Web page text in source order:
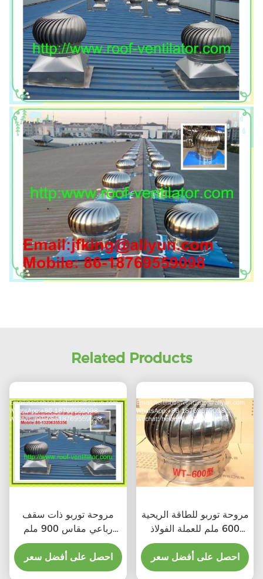
Related Products
مروحة توربو ذات سقف
رباعي مقاس 900 ملم
للصلب المقاوم للصدأ
احصل على أفضل سعر
مروحة توربو للطاقة الريحية
600 ملم للعملة الفولاذ
المقاوم للصدأ
احصل على أفضل سعر